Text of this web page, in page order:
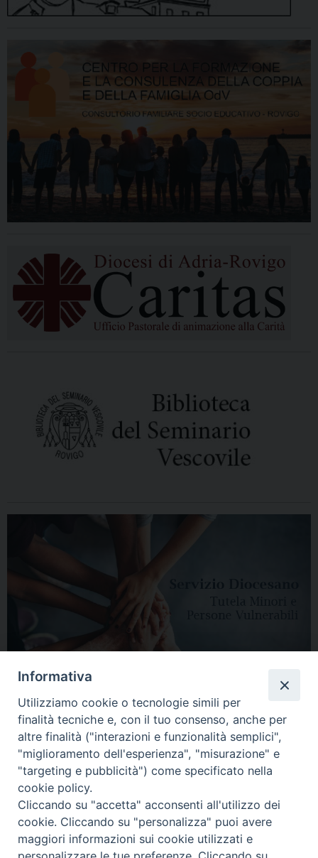
HOME DIOCESI VESCOVO CURIA VESCOVILE NEWS
APPUNTAMENTI CONTATTI SERVIZIO ANTENATI
Copyright © 2018 - 2021Diocesi di Adria Rovigo.All Rights Reserved.
Informativa
Utilizziamo cookie o tecnologie simili per
finalità tecniche e, con il tuo consenso, anche per
altre finalità ("interazioni e funzionalità semplici",
"miglioramento dell'esperienza", "misurazione" e
"targeting e pubblicità") come specificato nella
cookie policy.
Cliccando su "accetta" acconsenti all'utilizzo dei
cookie. Cliccando su "personalizza" puoi avere
maggiori informazioni sui cookie utilizzati e